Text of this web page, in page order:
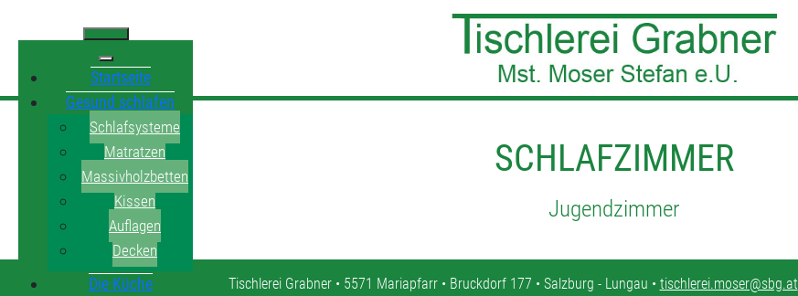
Startseite
Gesund schlafen
Schlafsysteme
Matratzen
Massivholzbetten
Kissen
Auflagen
Decken
Die Küche
SCHLAFZIMMER
Jugendzimmer
Tischlerei Grabner • 5571 Mariapfarr • Bruckdorf 177 • Salzburg - Lungau • tischlerei.moser@sbg.at